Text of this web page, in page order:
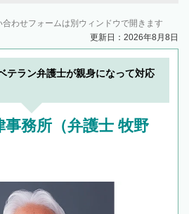
わせフォームは別ウィンドウで開きます
更新日：2026年8月8日
テラン弁護士が親身になって対応
務所（弁護士 牧野